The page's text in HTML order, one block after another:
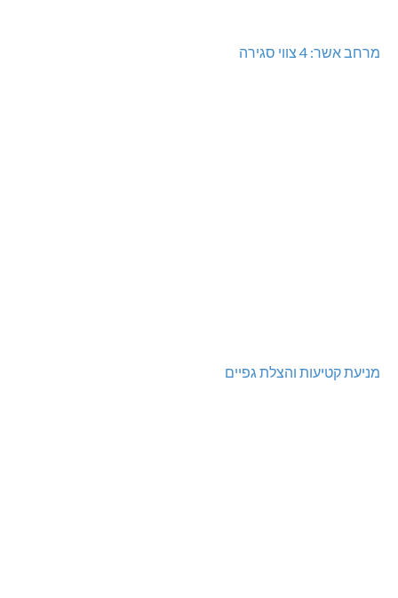
מרחב אשר: 4 צווי סגירה
מניעת קטיעות והצלת גפיים